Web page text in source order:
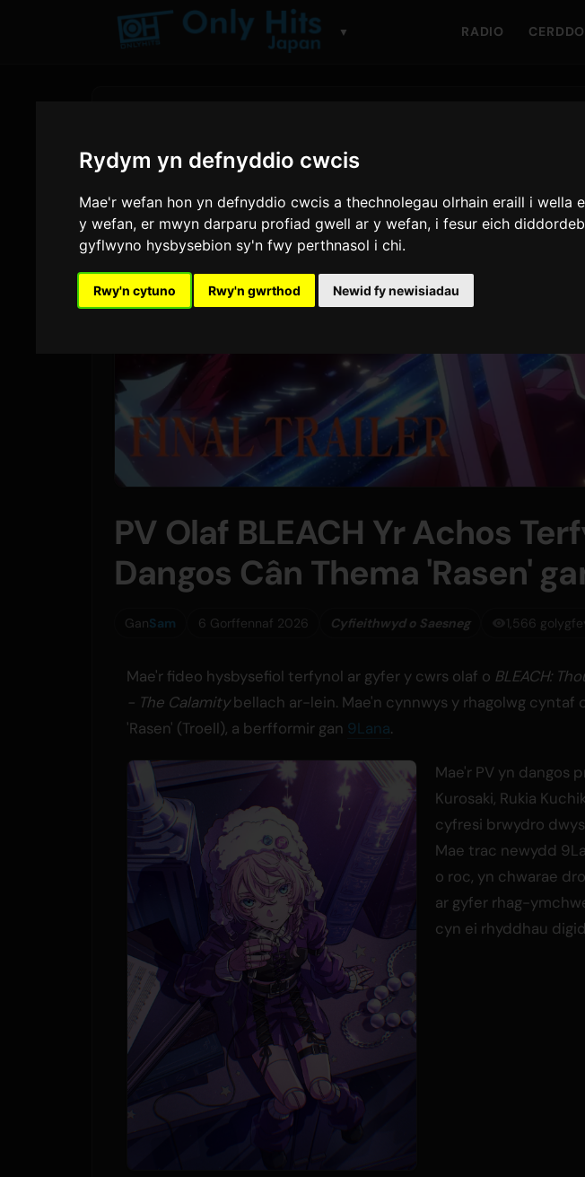
Rydym yn defnyddio cwcis
Mae'r wefan hon yn defnyddio cwcis a thechnolegau olrhain eraill i
y wefan,er mwyn darparu profiad gwell ar y wefan, i fesur eich
gyflwyno hysbysebion sy'n fwy perthnasol i chi.
Rwy'n cytuno Rwy'n gwrthod Newid fy newisiadau
▼ RADIO
PV Olaf BLEACH Yr Achos
Dangos Cân Thema 'Rasen'
GanSam 6 Gorffennaf 2026 Cyfieithwyd o Saesneg 1,566
Mae'r fideo hysbysefiol terfynol ar gyfer y cwrs olaf o BLEACH:
- The Calamitybellach ar-lein. Mae'n cynnwys y rhagolwg cyntaf
'Rasen' (Troell), a berfformir gan 9Lana.
Mae'r PV yn dangos
Kurosaki, Rukia
cyfresi brwydro
Mae trac newydd
o roc, yn chwarae
ar gyfer rhag-
cyn ei rhyddhau